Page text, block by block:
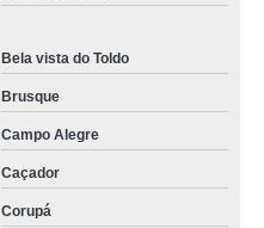
Bela vista do Toldo
Brusque
Campo Alegre
Caçador
Corupá